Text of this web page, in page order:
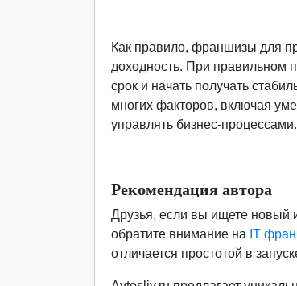
Как правило, франшизы для
доходность. При правильном
срок и начать получать
многих факторов, включая
управлять бизнес-процессами.
Рекомендация автора
Друзья, если вы ищете новый
обратите внимание на IT
отличается простотой в